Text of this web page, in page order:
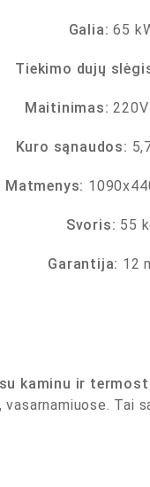
Galia: 65
Tiekimo dujų
Maitinimas:
Kuro sąnaudos:
Matmenys:
Svoris: 55
Garantija: 12
kaminu ir
Tai